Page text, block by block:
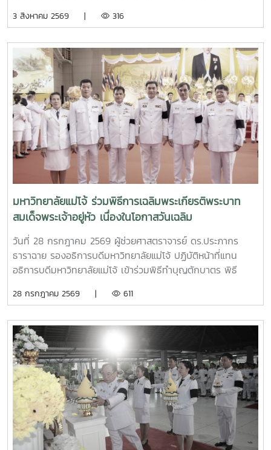
ศาสตราจารย์ ดร.วีระพล ทองมา อธิการบดีมหาวิทยาลัยแม่โจ้
เจ้าอาวาสวัดธาราทิพย์ชัยประดิษฐ์ พร้อมด้วยกรรมการวัดจาก
หน่วยงานต่างๆและมหาวิทยาลัย เข้าร่วมประชุม การประชุมใน
ครั้งนี้ ได้มีการพิจารณาและติดตามความคืบหน้าจัดพิธีถวายผ้า
พระกฐิน ประจำปี 2569 ณ วัดธาราทิพย์ชัยประดิษฐ์ ในพระ
อุปถัมภ์พระเจ้าวรวงศ์เธอ พระองค์เจ้าสิริภาจุฑาภรณ์ ที่ประชุม
ได้ติดตามการจัดการแสดงถวายซึ่งมหาวิทยาลัยแม่โจ้ได้รับมอบ
หมายให้เป็นเจ้าภาพจัดการแสดงเพื่อเฉลิมฉลองในพิธีถวายผ้า
พระกฐิน โดยจัดเตรียมชุดการแสดง “ศาสตร์พระราชาแห่ง
ปัญญา : ล้วนเรืองรองแห่งนภา ผ่านภูผา สู่มหานที” ติดตาม
ความก้าวหน้าโครงการสวนสมุนไพร ติดตามความก้าวหน้าการ
จัดตกแต่งสวนและภูมิทัศน์บริเวณวัด พิจารณาร่างรูปแบบ "เข็ม
พญานาค" ของที่ระลึกมอบให้ผู้ร่วมทำบุญและช่วยเหลือกิจกรรม
ของวัด พิจารณาร่างฎีกาเชิญชวนร่วมทำบุญ พิจารณาร่าง
กำหนดการจัดพิธีถวายผ้าพระกฐิน ประจำปี 2569 และพิจารณา
การเวียนเป็นเจ้าภาพใคปีถัดไป ณ ห้องประชุมสภามหาวิทยาลัย
ชั้น 5 สำนักงานมหาวิทยาลัย มหาวิทยาลัยแม่โจ้
3 สิงหาคม 2569 | 316
มหาวิทยาลัยแม่โจ้ ร่วมพิธีการเฉลิมพระเกียรติพระบาท
สมเด็จพระเจ้าอยู่หัว เนื่องในโอกาสวันเฉลิม
พระชนมพรรษา 28 กรกฎาคม 2569
วันที่ 28 กรกฎาคม 2569 ผู้ช่วยศาสตราจารย์ ดร.ประภากร
ธาราฉาย รองอธิการบดีมหาวิทยาลัยแม่โจ้ ปฏิบัติหน้าที่แทน
อธิการบดีมหาวิทยาลัยแม่โจ้ เข้าร่วมพิธีทำบุญตักบาตร พิธี
ได้แก่ ศาสนาพุทธ ศาสนาอิสลาม ศาสนาคริสต์ ศาสนา
พระชนมพรรษา พระบาทสมเด็จพระเจ้าอยู่หัว 28 กรกฎาคม
2569 พร้อมด้วยนายวิทชัย สุขเพราะนา ผู้อำนวยการกองส่ง
เสริมศิลปวัฒนธรรม และหัวหน้างาน รวมทั้งบุคลากรในกองส่ง
เสริมศิลปวัฒนธรรม จัดโดยจังหวัดเชียงใหม่ ซึ่งภายในพิธีดัง
กล่าว มีผู้ว่าราชการจังหวัดเชียงใหม่ พร้อมด้วยหัวหน้าส่วน
ราชการ ข้าราชการ ภาคเอกชน และประชาชนทุกหมู่เหล่า เข้าร่วม
พิธีโดยพร้อมเพรียงกัน เพื่อร่วมแสดงความจงรักภักดีและถวาย
พระราชกุศล ณ อุทยานหลวงราชพฤกษ์ จังหวัดเชียงใหม่ในการ
นี้ ผู้ช่วยศาสตราจารย์ ดร.ประภากร ธาราฉาย รองอธิการบดี
28 กรกฎาคม 2569 | 611